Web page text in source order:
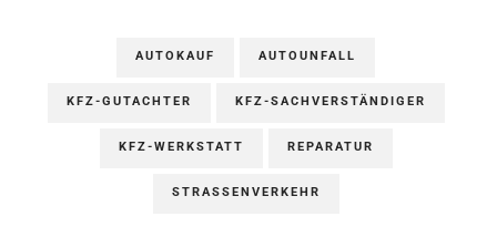
AUTOKAUF AUTOUNFALL
KFZ-GUTACHTER KFZ-SACHVERSTÄNDIGER
KFZ-WERKSTATT REPARATUR
STRASSENVERKEHR